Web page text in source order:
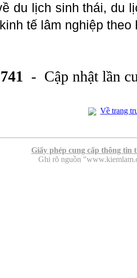
du lịch sinh thái, du
tế lâm nghiệp
741 - Cập nhật lần
Về trang
Giấy phép cung cấp thông tin
Ghi rõ nguồn